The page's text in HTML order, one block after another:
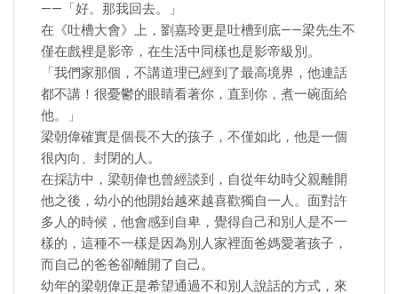
——「好。那我回去。」
在《吐槽大會》上，劉嘉玲更是吐槽到底——梁先生不
僅在戲裡是影帝，在生活中同樣也是影帝級別。
「我們家那個，不講道理已經到了最高境界，他連話
都不講！很憂鬱的眼睛看著你，直到你，煮一碗面給
他。」
梁朝偉確實是個長不大的孩子，不僅如此，他是一個
很內向、封閉的人。
在採訪中，梁朝偉也曾經談到，自從年幼時父親離開
他之後，幼小的他開始越來越喜歡獨自一人。面對許
多人的時候，他會感到自卑，覺得自己和別人是不一
樣的，這種不一樣是因為別人家裡面爸媽愛著孩子，
而自己的爸爸卻離開了自己。
幼年的梁朝偉正是希望通過不和別人說話的方式，來